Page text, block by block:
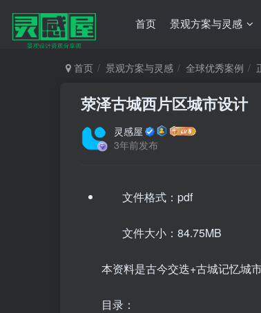
首页 景观方案与灵感
首页 景观方案与灵感 全球优秀案例
荥泽古城西片区城市设计
灵感屋
3年前发布
文件格式：pdf
文件大小：84.75MB
本资料是古今交迭+古城记忆城
目录：